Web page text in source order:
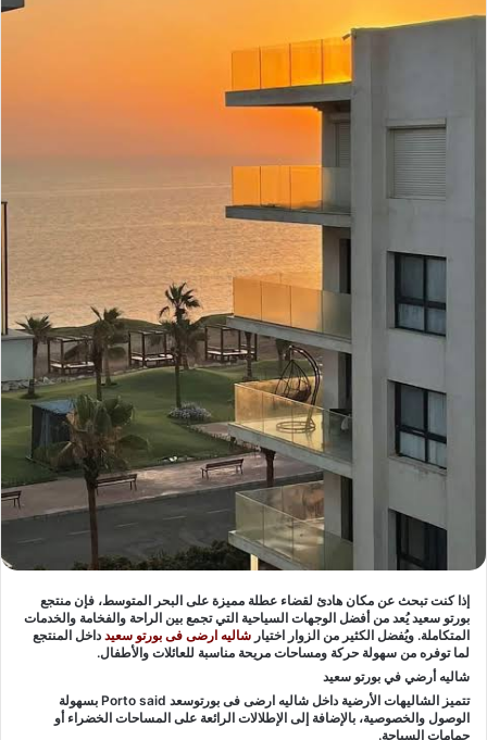
إذا كنت تبحث عن مكان هادئ لقضاء عطلة مميزة على البحر المتوسط، فإن منتجع
بورتو سعيد يُعد من أفضل الوجهات السياحية التي تجمع بين الراحة والفخامة والخدمات
المتكاملة. ويُفضل الكثير من الزوار اختيار شاليه ارضى فى بورتو سعيدداخل المنتجع
لما توفره من سهولة حركة ومساحات مريحة مناسبة للعائلات والأطفال.
شاليه أرضي في بورتو سعيد
تتميز الشاليهات الأرضية داخل شاليه ارضى فى بورتوسعد Porto said بسهولة
الوصول والخصوصية، بالإضافة إلى الإطلالات الرائعة على المساحات الخضراء أو
حمامات السباحة.